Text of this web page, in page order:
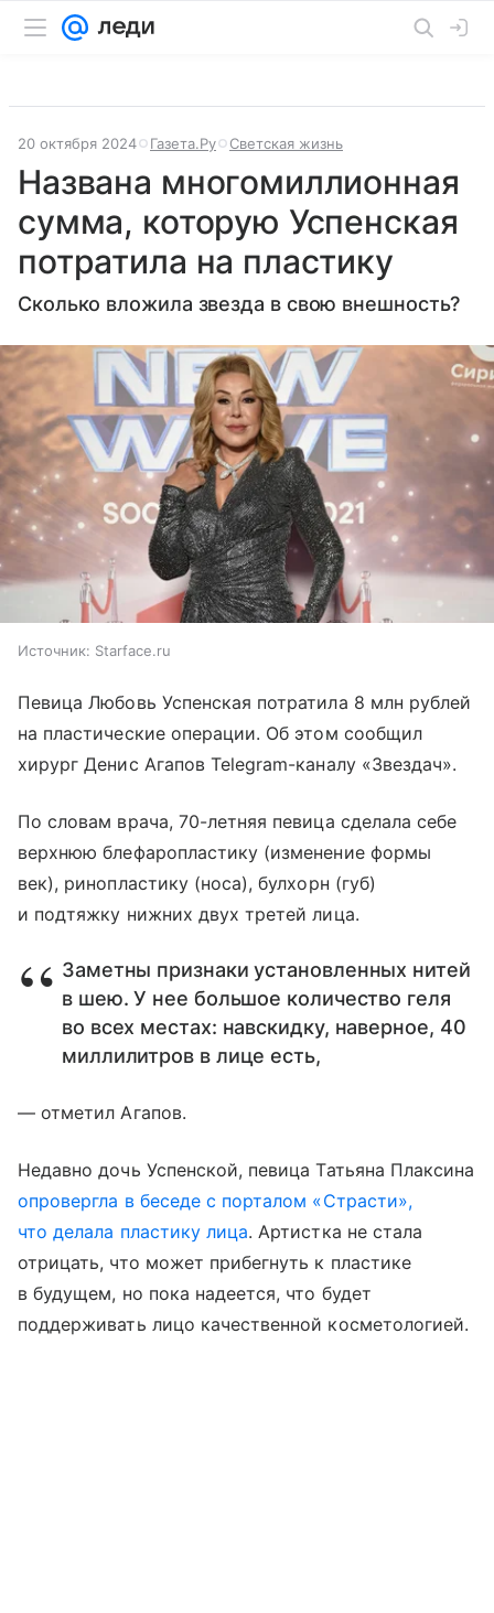
20 октября 2024 Газета.Ру Светская жизнь
Названа многомиллионная
сумма, которую Успенская
потратила на пластику
Сколько вложила звезда в свою внешность?
Источник: Starface.ru
Певица Любовь Успенская потратила 8 млн рублей
на пластические операции. Об этом сообщил
хирург Денис Агапов Telegram-каналу «Звездач».
По словам врача, 70-летняя певица сделала себе
верхнюю блефаропластику (изменение формы
век), ринопластику (носа), булхорн (губ)
и подтяжку нижних двух третей лица.
Заметны признаки установленных нитей
в шею. У нее большое количество геля
во всех местах: навскидку, наверное, 40
миллилитров в лице есть,
— отметил Агапов.
Недавно дочь Успенской, певица Татьяна Плаксина
опровергла в беседе с порталом «Страсти»,
что делала пластику лица. Артистка не стала
отрицать, что может прибегнуть к пластике
в будущем, но пока надеется, что будет
поддерживать лицо качественной косметологией.